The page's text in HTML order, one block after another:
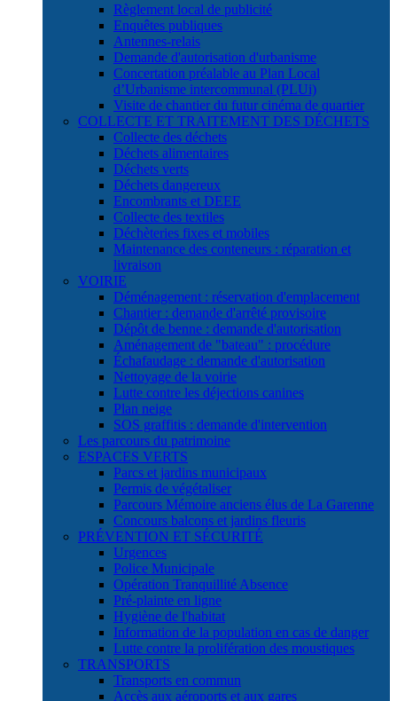
Règlement local de publicité
Enquêtes publiques
Antennes-relais
Demande d'autorisation d'urbanisme
Concertation préalable au Plan Local
d’Urbanisme intercommunal (PLUi)
Visite de chantier du futur cinéma de quartier
COLLECTE ET TRAITEMENT DES DÉCHETS
Collecte des déchets
Déchets alimentaires
Déchets verts
Déchets dangereux
Encombrants et DEEE
Collecte des textiles
Déchèteries fixes et mobiles
Maintenance des conteneurs : réparation et
livraison
VOIRIE
Déménagement : réservation d'emplacement
Chantier : demande d'arrêté provisoire
Dépôt de benne : demande d'autorisation
Aménagement de "bateau" : procédure
Échafaudage : demande d'autorisation
Nettoyage de la voirie
Lutte contre les déjections canines
Plan neige
SOS graffitis : demande d'intervention
Les parcours du patrimoine
ESPACES VERTS
Parcs et jardins municipaux
Permis de végétaliser
Parcours Mémoire anciens élus de La Garenne
Concours balcons et jardins fleuris
PRÉVENTION ET SÉCURITÉ
Urgences
Police Municipale
Opération Tranquillité Absence
Pré-plainte en ligne
Hygiène de l'habitat
Information de la population en cas de danger
Lutte contre la prolifération des moustiques
TRANSPORTS
Transports en commun
Accès aux aéroports et aux gares